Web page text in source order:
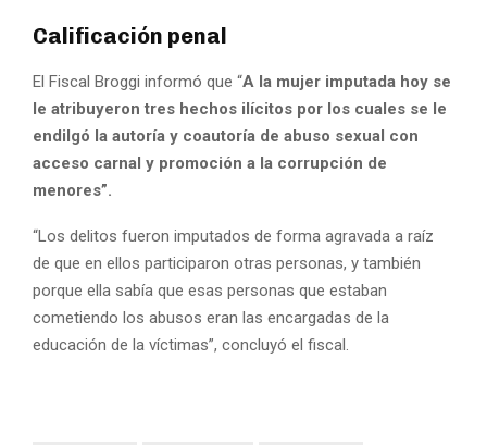
Calificación penal
El Fiscal Broggi informó que “A la mujer imputada hoy se
le atribuyeron tres hechos ilícitos por los cuales se le
endilgó la autoría y coautoría de abuso sexual con
acceso carnal y promoción a la corrupción de
menores”.
“Los delitos fueron imputados de forma agravada a raíz
de que en ellos participaron otras personas, y también
porque ella sabía que esas personas que estaban
cometiendo los abusos eran las encargadas de la
educación de la víctimas”, concluyó el fiscal.